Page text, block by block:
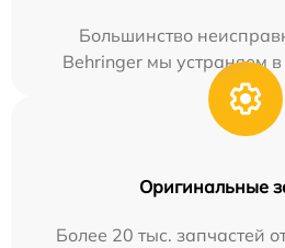
Большинство
Behringer мы устраняем в
Оригинальные
Более 20 тыс. запчастей